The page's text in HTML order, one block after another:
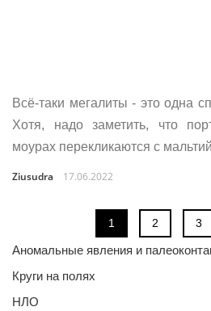
Всё-таки мегалиты - это одна
Хотя, надо заметить, что
моурах перекликаются с
Ziusudra 17.06.2022
1 2 3
Аномальные явления и
Круги на полях
НЛО